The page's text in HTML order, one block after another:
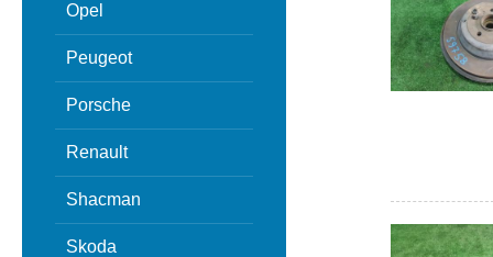
Opel
Peugeot
Porsche
Renault
Shacman
Skoda